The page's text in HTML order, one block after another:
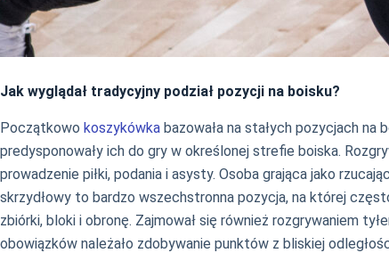
Jak wyglądał tradycyjny podział pozycji na boisku?
Początkowo koszykówka bazowała na stałych pozycjach
predysponowały ich do gry w określonej strefie boiska.
prowadzenie piłki, podania i asysty. Osoba grająca jako
skrzydłowy to bardzo wszechstronna pozycja, na której
zbiórki, bloki i obronę. Zajmował się również rozgrywaniem
obowiązków należało zdobywanie punktów z bliskiej